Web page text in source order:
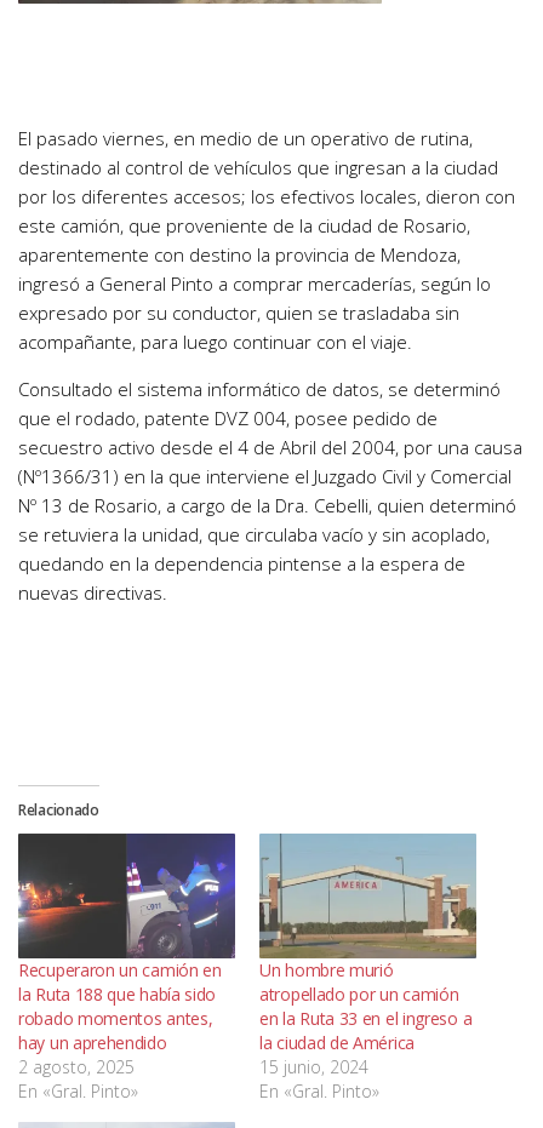
El pasado viernes, en medio de un operativo de rutina,
destinado al control de vehículos que ingresan a la ciudad
por los diferentes accesos; los efectivos locales, dieron con
este camión, que proveniente de la ciudad de Rosario,
aparentemente con destino la provincia de Mendoza,
ingresó a General Pinto a comprar mercaderías, según lo
expresado por su conductor, quien se trasladaba sin
acompañante, para luego continuar con el viaje.
Consultado el sistema informático de datos, se determinó
que el rodado, patente DVZ 004, posee pedido de
secuestro activo desde el 4 de Abril del 2004, por una causa
(Nº1366/31) en la que interviene el Juzgado Civil y Comercial
Nº 13 de Rosario, a cargo de la Dra. Cebelli, quien determinó
se retuviera la unidad, que circulaba vacío y sin acoplado,
quedando en la dependencia pintense a la espera de
nuevas directivas.
Relacionado
Recuperaron un camión en
la Ruta 188 que había sido
robado momentos antes,
hay un aprehendido
2 agosto, 2025
En «Gral. Pinto»
Un hombre murió
atropellado por un camión
en la Ruta 33 en el ingreso a
la ciudad de América
15 junio, 2024
En «Gral. Pinto»